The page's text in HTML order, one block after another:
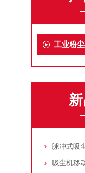
工业粉
脉冲式吸
吸尘机移